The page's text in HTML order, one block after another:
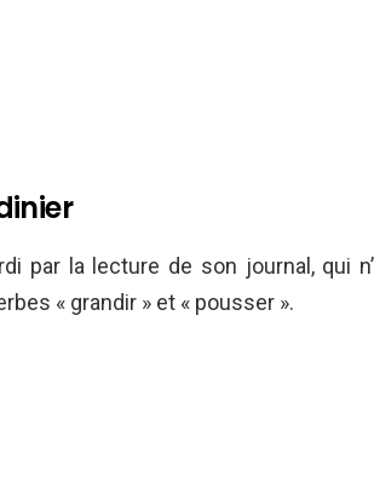
par la lecture de son journal, qui
« grandir » et « pousser ».